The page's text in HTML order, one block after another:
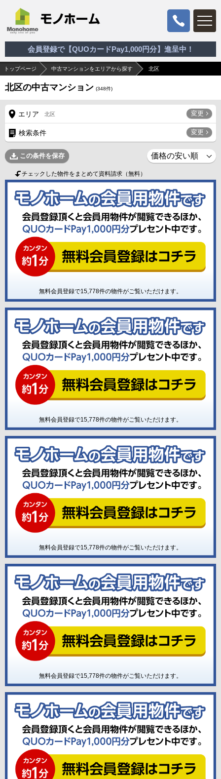
会員登録で【QUOカードPay1,000円分】進呈中！
トップページ 中古マンションをエリアから探す 北区
北区の中古マンション (348件)
エリア 北区 変更
検索条件 変更
この条件を保存
チェックした物件をまとめて資料請求（無料）
無料会員登録で15,778件の物件がご覧いただけます。
無料会員登録で15,778件の物件がご覧いただけます。
無料会員登録で15,778件の物件がご覧いただけます。
無料会員登録で15,778件の物件がご覧いただけます。